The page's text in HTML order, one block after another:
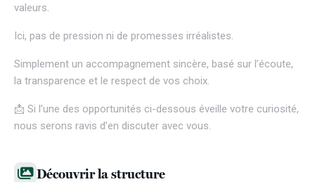
valeurs.
Ici, pas de pression ni de promesses irréalistes.
Simplement un accompagnement sincère, basé sur l’écoute,
la transparence et le respect de vos choix.
📩 Si l’une des opportunités ci-dessous éveille votre curiosité,
nous serons ravis d’en discuter avec vous.
Découvrir la structure